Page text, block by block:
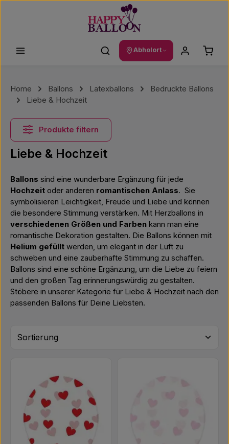
Abholort
Home Ballons Latexballons
Bedruckte Ballons
Liebe & Hochzeit
Produkte filtern
Liebe & Hochzeit
Ballons sind eine wunderbare Ergänzung für jede
Hochzeit oder anderen romantischen Anlass. Sie
symbolisieren Leichtigkeit, Freude und Liebe und können
die besondere Stimmung verstärken. Mit Herzballons in
verschiedenen Größen und Farben kann man eine
romantische Dekoration gestalten. Die Ballons können mit
Helium gefüllt werden, um elegant in der Luft zu
schweben und eine zauberhafte Stimmung zu schaffen.
Ballons sind eine schöne Ergänzung, um die Liebe zu feiern
und den großen Tag erinnerungswürdig zu gestalten.
Stöbere in unserer Kategorie für Liebe & Hochzeit nach den
passenden Ballons für Deine Liebsten.